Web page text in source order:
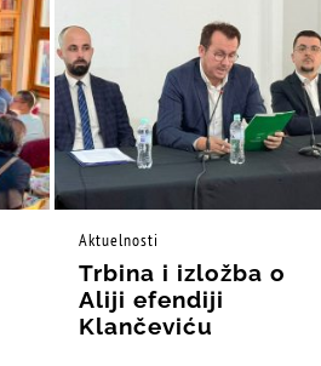
Aktuelnosti
Trbina i izložba o
Aliji efendiji
Klančeviću